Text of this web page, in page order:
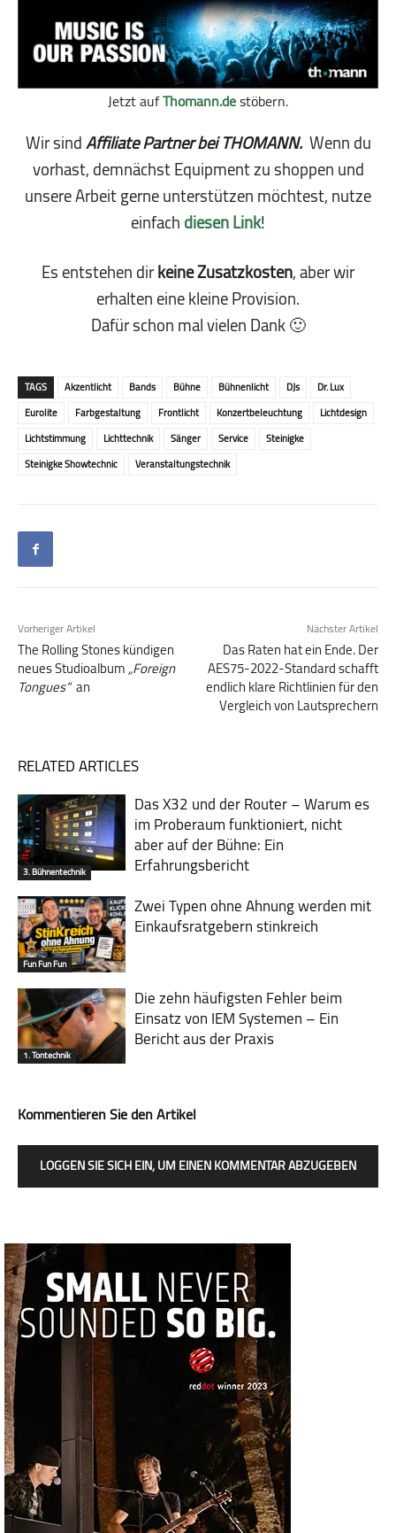
Jetzt aufThomann.destöbern.
Wir sindAffiliate Partner bei THOMANN.Wenn du
vorhast, demnächst Equipment zu shoppen und
unsere Arbeit gerne unterstützen möchtest, nutze
einfachdiesen Link!
Es entstehen dirkeine Zusatzkosten, aber wir
erhalten eine kleine Pro­vi­sion.
Dafür schon mal vielen Dank 🙂
TAGS Akzentlicht Bands Bühne Bühnenlicht DJs
Dr. Lux
Eurolite
Farbgestaltung Frontlicht Konzertbeleuchtung
Lichtdesign
Lichtstimmung
Lichttechnik Sänger Service
Steinigke
Steinigke Showtechnic
Veranstaltungstechnik
Vorheriger Artikel
The Rolling Stones kündigen
neues Studioalbum„Foreign
Tongues“an
Nächster Artikel
Das Raten hat ein Ende. Der
AES75-2022-Standard schafft
endlich klare Richtlinien für den
Vergleich von Lautsprechern
RELATED ARTICLES
3. Bühnentechnik
Das X32 und der Router – Warum es
im Probe­raum funk­tio­niert, nicht
aber auf der Bühne: Ein
Erfahrungsbericht
Fun Fun Fun
Zwei Typen ohne Ahnung werden mit
Einkaufsratgebern stinkreich
1. Tontechnik
Die zehn häufigsten Fehler beim
Einsatz von IEM Systemen – Ein
Bericht aus der Praxis
Kommentieren Sie den Artikel
LOGGEN SIE SICH EIN, UM EINEN KOMMENTAR ABZUGEBEN